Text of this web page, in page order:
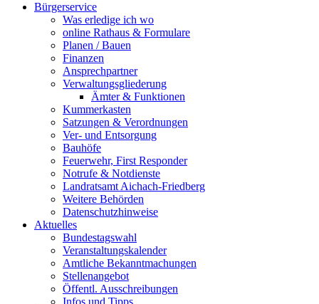
Bürgerservice
Was erledige ich wo
online Rathaus & Formulare
Planen / Bauen
Finanzen
Ansprechpartner
Verwaltungsgliederung
Ämter & Funktionen
Kummerkasten
Satzungen & Verordnungen
Ver- und Entsorgung
Bauhöfe
Feuerwehr, First Responder
Notrufe & Notdienste
Landratsamt Aichach-Friedberg
Weitere Behörden
Datenschutzhinweise
Aktuelles
Bundestagswahl
Veranstaltungskalender
Amtliche Bekanntmachungen
Stellenangebot
Öffentl. Ausschreibungen
Infos und Tipps